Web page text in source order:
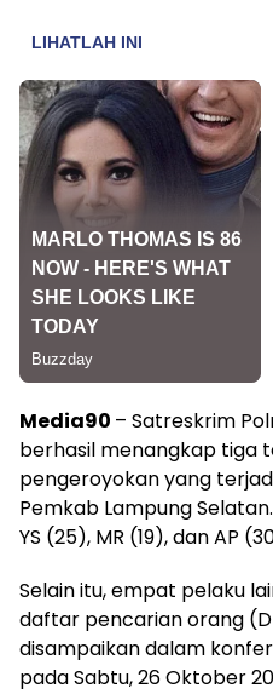
Media90 – Satreskrim
berhasil menangkap tiga
pengeroyokan yang
Pemkab Lampung
YS (25), MR (19), dan AP
Selain itu, empat pelaku
daftar pencarian orang
disampaikan dalam
pada Sabtu, 26 Oktober